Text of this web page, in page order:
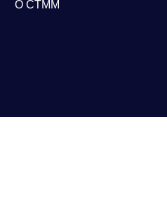
O CTMM